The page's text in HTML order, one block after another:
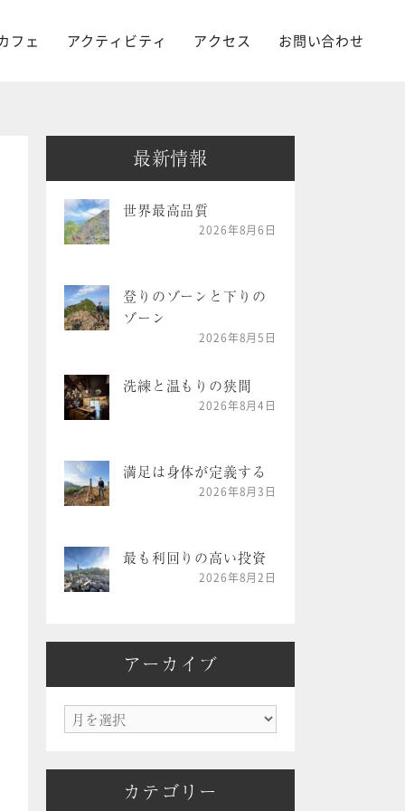
フェ アクティビティ アクセス お問い合わせ
最新情報
世界最高品質
2026年8月6日
登りのゾーンと下りの
ゾーン
2026年8月5日
洗練と温もりの狭間
2026年8月4日
満足は身体が定義する
2026年8月3日
最も利回りの高い投資
2026年8月2日
アーカイブ
ア
カ
カテゴリー